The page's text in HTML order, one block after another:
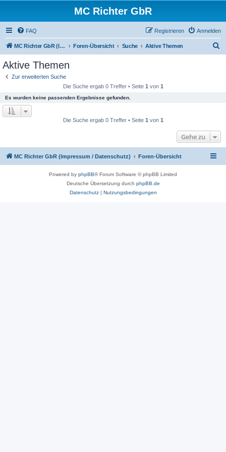
MC Richter GbR
FAQ Anmelden
Registrieren
MC Richter GbR (Impressum / Datenschutz) Foren-Übersicht Suche Aktive Themen
Aktive Themen
Zur erweiterten Suche
Die Suche ergab 0 Treffer • Seite 1 von 1
Es wurden keine passenden Ergebnisse gefunden.
Die Suche ergab 0 Treffer • Seite 1 von 1
Gehe zu
MC Richter GbR (Impressum / Datenschutz) Foren-Übersicht
Powered by phpBB® Forum Software © phpBB Limited
Deutsche Übersetzung durch phpBB.de
Datenschutz| Nutzungsbedingungen